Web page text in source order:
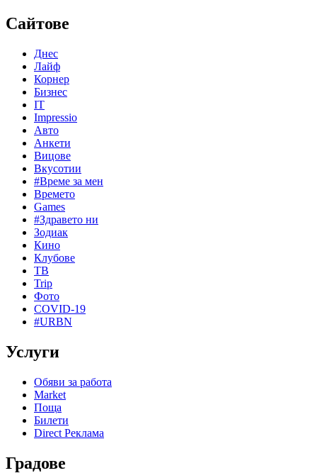
Сайтове
Днес
Лайф
Корнер
Бизнес
IT
Impressio
Авто
Анкети
Вицове
Вкусотии
#Време за мен
Времето
Games
#Здравето ни
Зодиак
Кино
Клубове
ТВ
Trip
Фото
COVID-19
#URBN
Услуги
Обяви за работа
Market
Поща
Билети
Direct Реклама
Градове